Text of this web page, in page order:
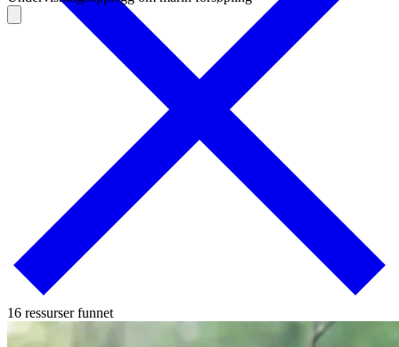
16 ressurser funnet